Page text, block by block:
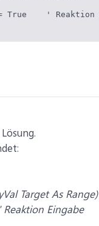
True    ' Reaktion
Target As Range)
Eingabe